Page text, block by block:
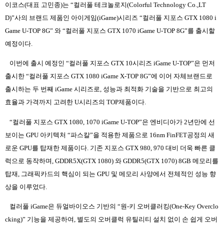
이코스(대표 고민종)는 “컬러풀 테크놀로지(Colorful Technology Co.,LT
D)”사의 브랜드 제품인 아이게임(iGame)시리즈 “컬러풀 지포스 GTX 1080 i
Game U-TOP 8G” 와 “컬러풀 지포스 GTX 1070 iGame U-TOP 8G”를 출시할
예정이다.
이번에 출시 예정인“컬러풀 지포스 GTX 10시리즈 iGame U-TOP”은 먼저
출시한 “컬러풀 지포스 GTX 1080 iGame X-TOP 8G”에 이어 자체브랜드로
출시하는 두 번째 iGame 시리즈로, 성능과 최적화 기술을 기반으로 최고의
효율과 가격까지 고려한 U시리즈의 TOP제품이다.
“컬러풀 지포스 GTX 1080, 1070 iGame U-TOP”은 엔비디아가 2년만에 선
보이는 GPU 아키텍처 “파스칼”을 적용한 제품으로 16nm FinFET공정의 새
로운 GPU를 탑재한 제품이다 기존 지포스 GTX 980, 970 대비 더욱 빠른 클
럭으로 동작하며 , GDDR5X(GTX 1080) 와 GDDR5(GTX 1070) 8GB 메모리를
탑재
그래픽카드의 핵심이 되는 GPU 및 메모리 사양에서 전체적인 성능 향
상을 이루었다
컬러풀 iGame은 듀얼바이오스 기반의“원-키 오버클러킹(One-Key Overclo
cking)” 기능을 제공하여 별도의 오버클럭 유틸리티 설치 없이 손 쉽게 오버